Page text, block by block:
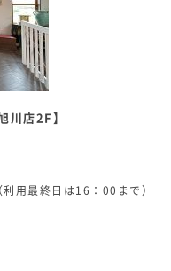
川店2F】
用最終日は16：00まで）